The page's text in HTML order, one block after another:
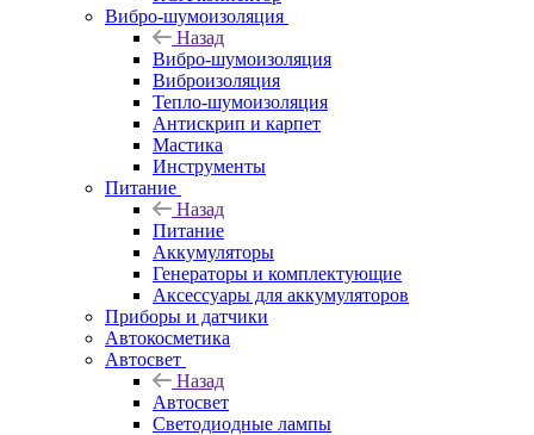
Вибро-шумоизоляция
Назад
Вибро-шумоизоляция
Виброизоляция
Тепло-шумоизоляция
Антискрип и карпет
Мастика
Инструменты
Питание
Назад
Питание
Аккумуляторы
Генераторы и комплектующие
Аксессуары для аккумуляторов
Приборы и датчики
Автокосметика
Автосвет
Назад
Автосвет
Светодиодные лампы